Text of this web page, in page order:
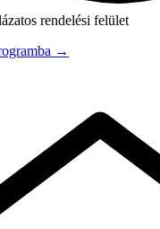
rendelési felület
→